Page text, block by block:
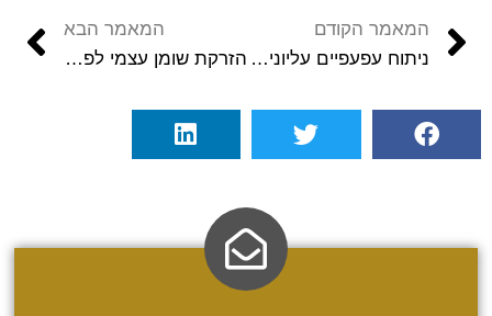
המאמר הקודם
ניתוח עפעפיים עליונים ותחתונים
המאמר הבא
הזרקת שומן עצמי לפנים